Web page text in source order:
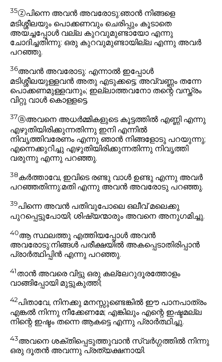
35ⓩപിന്നെ അവൻ അവരോടു:ഞാൻ നിങ്ങളെ
മടിശ്ശീലയും പൊക്കണവും ചെരിപ്പും കൂടാതെ
അയച്ചപ്പോൾ വല്ല കുറവുമുണ്ടായോ എന്നു
ചോദിച്ചതിന്നു: ഒരു കുറവുമുണ്ടായില്ല എന്നു അവർ
പറഞ്ഞു.
36അവൻ അവരോടു: എന്നാൽ ഇപ്പോൾ
മടിശ്ശീലയുള്ളവൻ അതു എടുക്കട്ടെ; അവ്വണ്ണം തന്നേ
പൊക്കണമുള്ളവനും; ഇല്ലാത്തവനോ തന്റെ വസ്ത്രം
വിറ്റു വാൾ കൊള്ളട്ടെ.
37ⓐഅവനെ അധർമ്മികളുടെ കൂട്ടത്തിൽ എണ്ണി എന്നു
എഴുതിയിരിക്കുന്നതിന്നു ഇനി എന്നിൽ
നിവൃത്തിവരേണം എന്നു ഞാൻ നിങ്ങളോടു പറയുന്നു;
എന്നെക്കുറിച്ചു എഴുതിയിരിക്കുന്നതിന്നു നിവൃത്തി
വരുന്നു എന്നു പറഞ്ഞു.
38കർത്താവേ, ഇവിടെ രണ്ടു വാൾ ഉണ്ടു എന്നു അവർ
പറഞ്ഞതിന്നു:മതിഎന്നു അവൻ അവരോടു പറഞ്ഞു.
39പിന്നെ അവൻ പതിവുപോലെ ഒലീവ് മലെക്കു
പുറപ്പെട്ടുപോയി; ശിഷ്യന്മാരും അവനെ അനുഗമിച്ചു.
40ആ സ്ഥലത്തു എത്തിയപ്പോൾ അവൻ
അവരോടു:നിങ്ങൾ പരീക്ഷയിൽ അകപ്പെടാതിരിപ്പാൻ
പ്രാർത്ഥിപ്പിൻ എന്നു പറഞ്ഞു.
41താൻ അവരെ വിട്ടു ഒരു കല്ലേറുദൂരത്തോളം
വാങ്ങിപ്പോയി മുട്ടുകുത്തി;
42പിതാവേ, നിനക്കു മനസ്സുണ്ടെങ്കിൽ ഈ പാനപാത്രം
എങ്കൽ നിന്നു നീക്കേണമേ; എങ്കിലും എന്റെ ഇഷ്ടമല്ല
നിന്റെ ഇഷ്ടം തന്നെ ആകട്ടെഎന്നു പ്രാർത്ഥിച്ചു.
43അവനെ ശക്തിപ്പെടുത്തുവാൻ സ്വർഗ്ഗത്തിൽ നിന്നു
ഒരു ദൂതൻ അവന്നു പ്രത്യക്ഷനായി.